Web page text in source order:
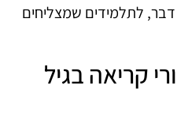
דבר, לתלמידים שמצליחים
קריאה בגיל